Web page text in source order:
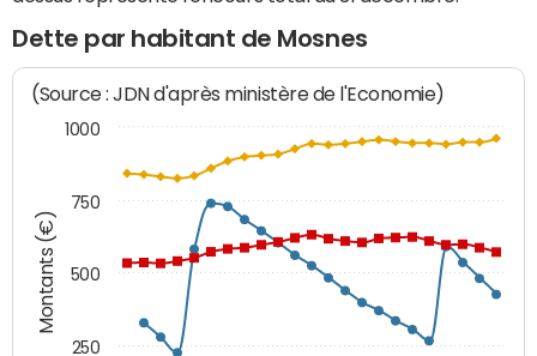
Dette par habitant de Mosnes
Montants (€)
(Source : JDN d'après ministère de l'Economie)
1000
250
500
750